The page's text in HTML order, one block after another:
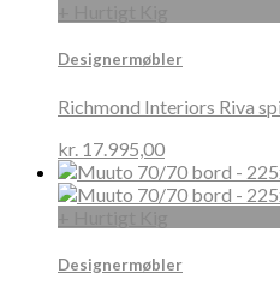
Designermøbler
Richmond Interiors Riva
kr. 17.995,00
Designermøbler